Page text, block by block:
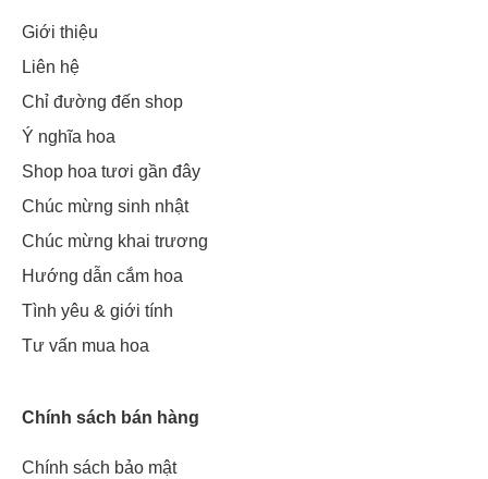
Giới thiệu
Liên hệ
Chỉ đường đến shop
Ý nghĩa hoa
Shop hoa tươi gần đây
Chúc mừng sinh nhật
Chúc mừng khai trương
Hướng dẫn cắm hoa
Tình yêu & giới tính
Tư vấn mua hoa
Chính sách bán hàng
Chính sách bảo mật